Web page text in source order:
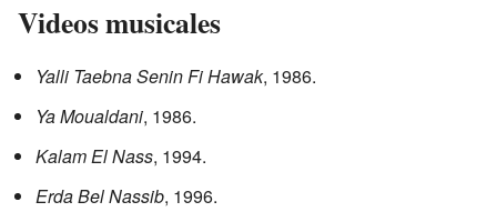
Videos musicales
Yalli Taebna Senin Fi Hawak, 1986.
Ya Moualdani, 1986.
Kalam El Nass, 1994.
Erda Bel Nassib, 1996.